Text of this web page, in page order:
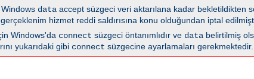
data accept süzgeci veri aktarılana kadar bekletildikten
gerçeklenim hizmet reddi saldırısına konu olduğundan iptal
Windows'da connect süzgeci öntanımlıdır ve data belirtilmiş
yukarıdaki gibi connect süzgecine ayarlamaları gerekmektedir.